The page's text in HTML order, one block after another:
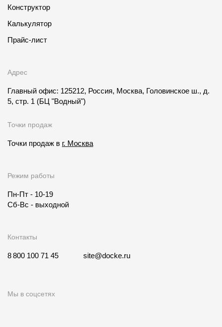
Конструктор
Калькулятор
Прайс-лист
Адрес
Главный офис: 125212, Россия, Москва, Головинское ш., д.
5, стр. 1 (БЦ "Водный")
Точки продаж
Точки продаж в г. Москва
Режим работы
Пн-Пт - 10-19
Сб-Вс - выходной
Контакты
8 800 100 71 45 site@docke.ru
Мы в соцсетях